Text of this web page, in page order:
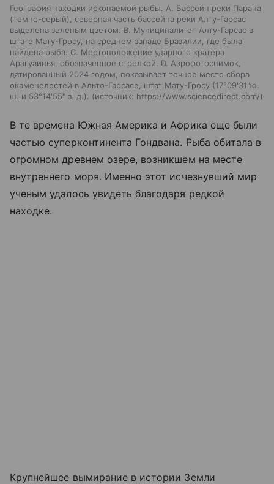
География находки ископаемой рыбы. A. Бассейн реки Парана
(темно-серый), северная часть бассейна реки Алту-Гарсас
выделена зеленым цветом. B. Муниципалитет Алту-Гарсас в
штате Мату-Гросу, на среднем западе Бразилии, где была
найдена рыба. C. Местоположение ударного кратера
Арагуаинья, обозначенное стрелкой. D. Аэрофотоснимок,
датированный 2024 годом, показывает точное место сбора
окаменелостей в Альто-Гарсасе, штат Мату-Гросу (17°09'31"ю.
ш. и 53°14'55" з. д.).
источник: https://www.sciencedirect.com/
В те времена Южная Америка и Африка еще были
частью суперконтинента Гондвана. Рыба обитала в
огромном древнем озере, возникшем на месте
внутреннего моря. Именно этот исчезнувший мир
ученым удалось увидеть благодаря редкой
находке.
Крупнейшее вымирание в истории Земли